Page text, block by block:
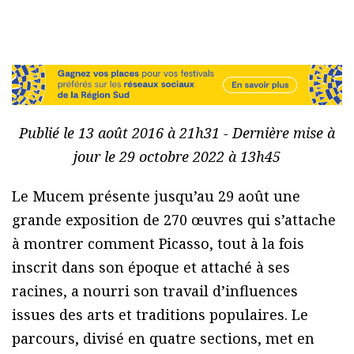
Publié le 13 août 2016 à 21h31 - Dernière mise à
jour le 29 octobre 2022 à 13h45
Le Mucem présente jusqu’au 29 août une
grande exposition de 270 œuvres qui s’attache
à montrer comment Picasso, tout à la fois
inscrit dans son époque et attaché à ses
racines, a nourri son travail d’influences
issues des arts et traditions populaires. Le
parcours, divisé en quatre sections, met en